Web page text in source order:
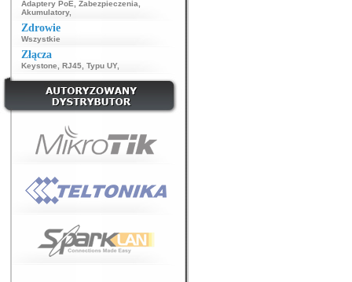
Adaptery PoE Zabezpieczenia
Akumulatory,
Zdrowie
Wszystkie
Złącza
Keystone RJ45 Typu UY,